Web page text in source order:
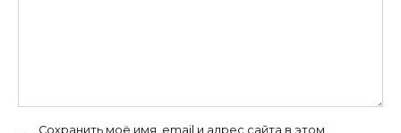
Сохранить моё имя, email и адрес сайта в этом